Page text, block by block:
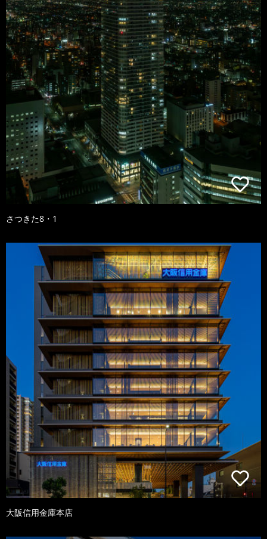
さつきた8・1
大阪信用金庫本店